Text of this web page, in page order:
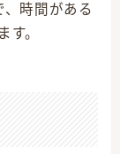
時間がある
す。